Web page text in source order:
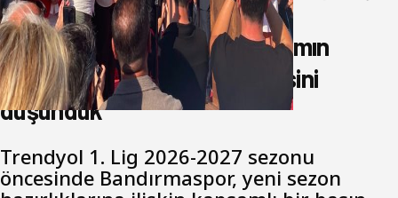
kulübün ekonomisini düşündük
Oğuzbeyi : Transferlerde takımın
geleceğini, kulübün ekonomisini
düşündük
Trendyol 1. Lig 2026-2027 sezonu
öncesinde Bandırmaspor, yeni sezon